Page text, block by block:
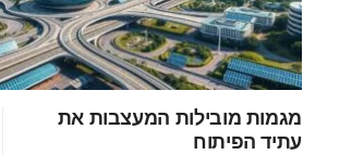
מגמות מובילות המעצבות את
עתיד הפיתוח